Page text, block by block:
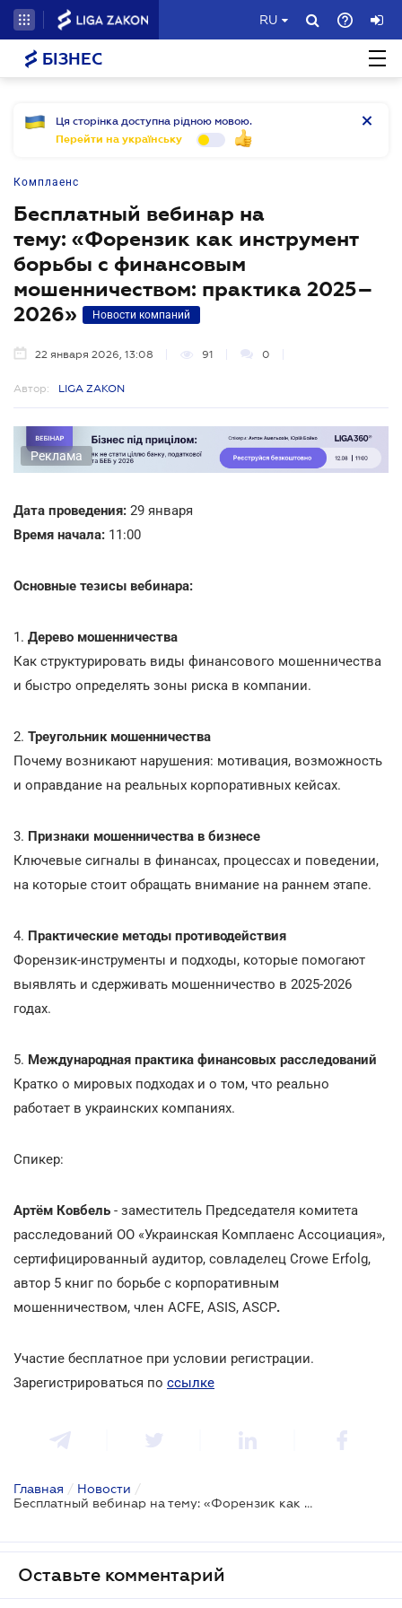
RU
БІЗНЕС
Ця сторінка доступна рідною мовою.
Перейти на українську
Комплаенс
Бесплатный вебинар на
тему: «Форензик как инструмент
борьбы с финансовым
мошенничеством: практика 2025–
2026»
Новости компаний
22 января 2026, 13:08 91 0
Автор: LIGA ZAKON
Реклама
Дата проведения: 29 января
Время начала: 11:00
Основные тезисы вебинара:
1. Дерево мошенничества
Как структурировать виды финансового мошенничества
и быстро определять зоны риска в компании.
2. Треугольник мошенничества
Почему возникают нарушения: мотивация, возможность
и оправдание на реальных корпоративных кейсах.
3. Признаки мошенничества в бизнесе
Ключевые сигналы в финансах, процессах и поведении,
на которые стоит обращать внимание на раннем этапе.
4. Практические методы противодействия
Форензик-инструменты и подходы, которые помогают
выявлять и сдерживать мошенничество в 2025-2026
годах.
5. Международная практика финансовых расследований
Кратко о мировых подходах и о том, что реально
работает в украинских компаниях.
Спикер:
Артём Ковбель - заместитель Председателя комитета
расследований ОО «Украинская Комплаенс Ассоциация»,
сертифицированный аудитор, совладелец Crowe Erfolg,
автор 5 книг по борьбе с корпоративным
мошенничеством, член ACFE, ASIS, ASCP.
Участие бесплатное при условии регистрации.
Зарегистрироваться по ссылке
Главная / Новости /
Бесплатный вебинар на тему: «Форензик как инструмент борьбы с финансовым мошенничеством: практика 2025–2026»
Оставьте комментарий